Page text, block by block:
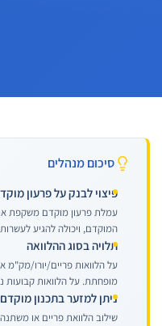
סיכום מנהלים
פיצוי לבנק על פרעון
עמלת פרעון מוקדם משקפת
המוקדם, ויכולה להגיע
תלויה בסוג ההלוואה
על הלוואות פריים/יורו/
מופחתת. על הלוואות קבועות
ניתן למזער בתכנון מוקדם
שילוב הלוואת פריים או